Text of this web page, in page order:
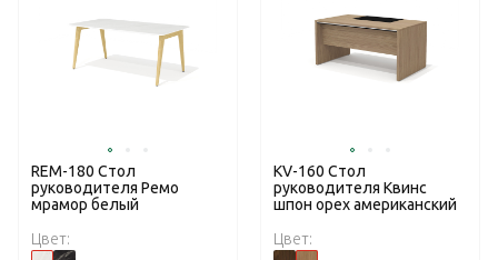
REM-180 Стол
руководителя Ремо
мрамор белый
Цвет:
KV-160 Стол
руководителя Квинс
шпон орех американский
Цвет: